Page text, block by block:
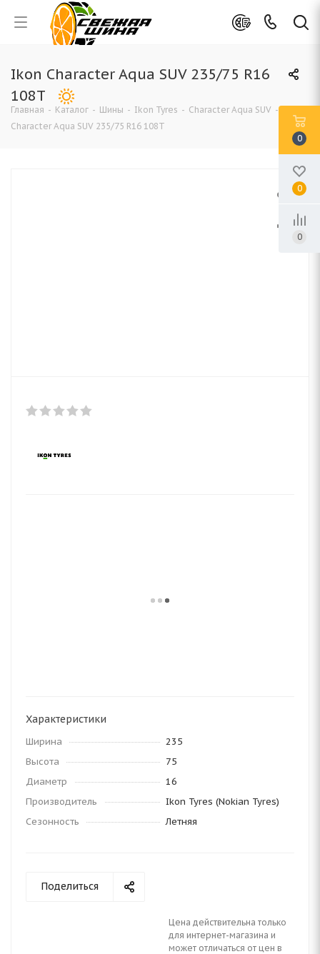
Ikon Character Aqua SUV 235/75 R16
108T
Главная - Каталог - Шины - Ikon Tyres - Character Aqua SUV -
Character Aqua SUV 235/75 R16 108T
Характеристики
Ширина
235
Высота
75
Диаметр
16
Производитель
Ikon Tyres (Nokian Tyres)
Сезонность
Летняя
Поделиться
Цена действительна только
для интернет-магазина и
может отличаться от цен в
0
0
0